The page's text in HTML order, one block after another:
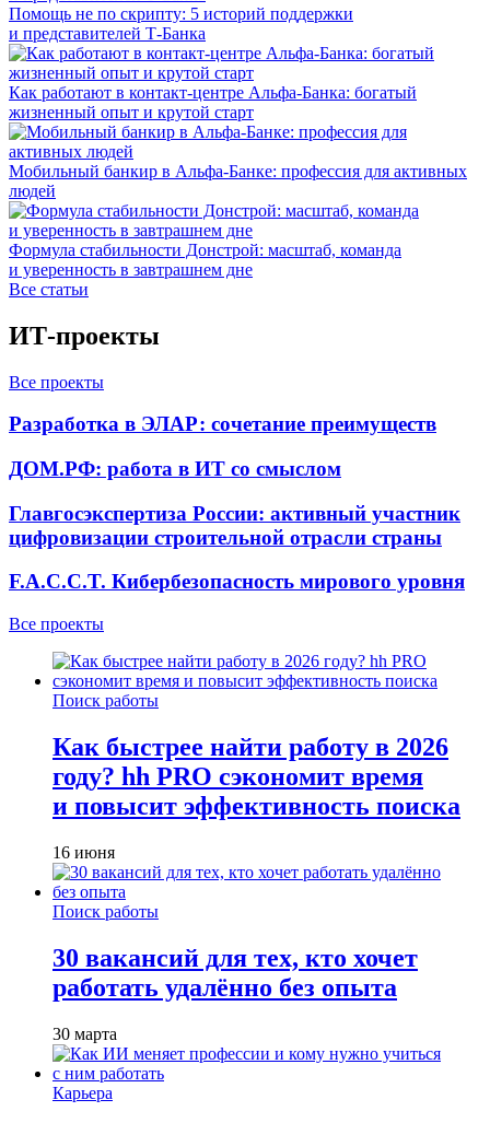
Помощь не по скрипту: 5 историй поддержки
и представителей Т-Банка
Как работают в контакт-центре Альфа-Банка: богатый
жизненный опыт и крутой старт
Мобильный банкир в Альфа-Банке: профессия для активных
людей
Формула стабильности Донстрой: масштаб, команда
и уверенность в завтрашнем дне
Все статьи
ИТ-проекты
Все проекты
Разработка в ЭЛАР: сочетание преимуществ
ДОМ.РФ: работа в ИТ со смыслом
Главгосэкспертиза России: активный участник
цифровизации строительной отрасли страны
F.A.C.C.T. Кибербезопасность мирового уровня
Все проекты
Поиск работы
Как быстрее найти работу в 2026
году? hh PRO сэкономит время
и повысит эффективность поиска
16 июня
Поиск работы
30 вакансий для тех, кто хочет
работать удалённо без опыта
30 марта
Карьера